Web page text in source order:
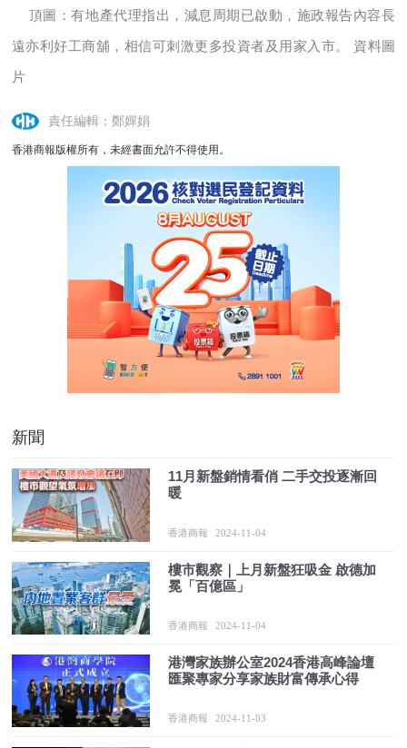
頂圖：有地產代理指出，減息周期已啟動，施政報告內容長
遠亦利好工商舖，相信可刺激更多投資者及用家入市。 資料圖
片
責任編輯：鄭嬋娟
香港商報版權所有，未經書面允許不得使用。
新聞
11月新盤銷情看俏 二手交投逐漸回
暖
香港商報 2024-11-04
樓市觀察｜上月新盤狂吸金 啟德加
冕「百億區」
香港商報 2024-11-04
港灣家族辦公室2024香港高峰論壇
匯聚專家分享家族財富傳承心得
香港商報 2024-11-03